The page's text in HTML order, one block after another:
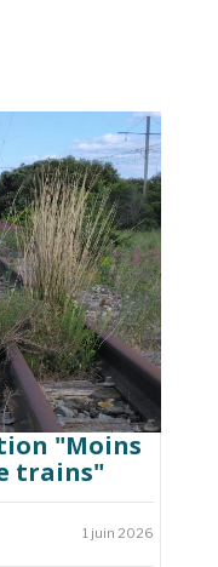
"Moins
trains"
1 juin 2026